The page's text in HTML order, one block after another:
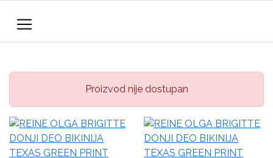
Proizvod nije dostupan